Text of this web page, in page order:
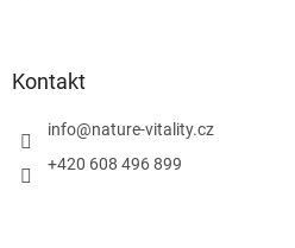
Kontakt
info@nature-vitality.cz
+420 608 496 899